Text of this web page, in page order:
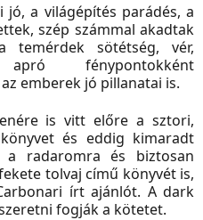
a világépítés parádés, a
szép számmal akadtak
temérdek sötétség, vér,
fénypontokként
emberek jó pillanatai is.
is vitt előre a sztori,
és eddig kimaradt
radaromra és biztosan
tolvaj című könyvét is,
írt ajánlót. A dark
fogják a kötetet.